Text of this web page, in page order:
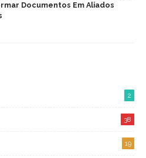
Documentos Em Aliados
2
38
19